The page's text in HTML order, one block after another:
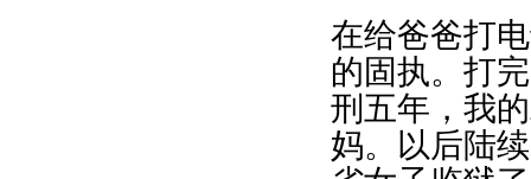
在给爸爸打
的固执。打
刑五年，我
妈。以后陆